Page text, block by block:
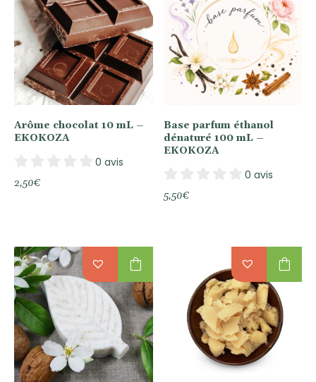
Arôme chocolat 10 mL –
EKOKOZA
0 avis
2,50€
Base parfum éthanol
dénaturé 100 mL –
EKOKOZA
0 avis
5,50€
shopping_bag shopping_bag